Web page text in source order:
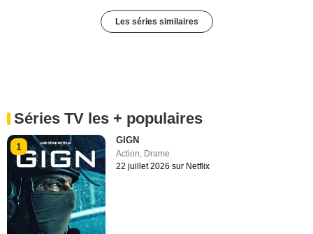
Les séries similaires
Séries TV les + populaires
1
GIGN
Action, Drame
22 juillet 2026 sur Netflix